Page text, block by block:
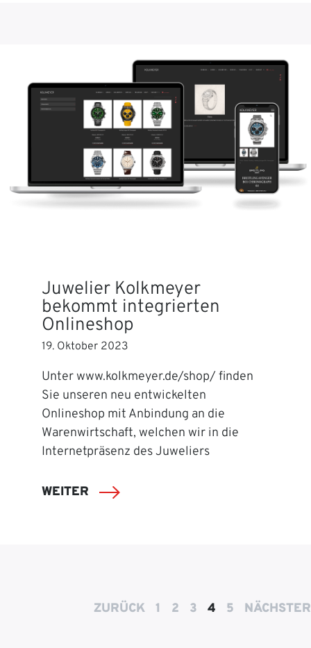
Juwelier Kolkmeyer
bekommt integrierten
Onlineshop
19. Oktober 2023
Unter www.kolkmeyer.de/shop/ finden
Sie unseren neu entwickelten
Onlineshop mit Anbindung an die
Warenwirtschaft, welchen wir in die
Internetpräsenz des Juweliers
WEITER
ZURÜCK 1 2 3 4 5 NÄCHSTER